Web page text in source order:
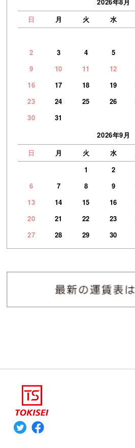
日
月 火 水
2
3 4 5
9
10 11 12
16
17 18 19
23
24 25 26
30
31
2026年9月
日
月 火 水
1
2
6
7 8 9
13
14 15 16
20
21 22 23
27
28 29 30